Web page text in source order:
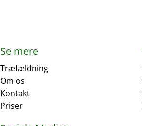
Se mere
Træfældning
Om os
Kontakt
Priser